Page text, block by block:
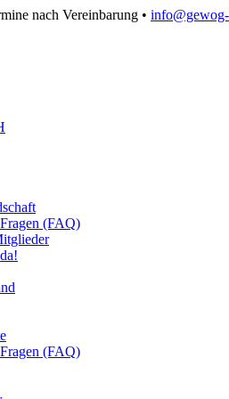
nach Vereinbarung •
(FAQ)
(FAQ)